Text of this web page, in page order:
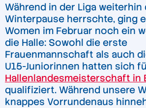
Während in der Liga weiterhin
Winterpause herrschte, ging
Women im Februar noch ein
die Halle: Sowohl die erste
Frauenmannschaft als auch
U15-Juniorinnen hatten sich
Hallenlandesmeisterschaft in
qualifiziert. Während unsere
knappes Vorrundenaus